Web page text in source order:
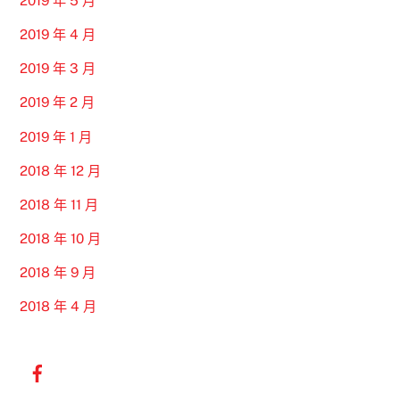
2019 年 4 月
2019 年 3 月
2019 年 2 月
2019 年 1 月
2018 年 12 月
2018 年 11 月
2018 年 10 月
2018 年 9 月
2018 年 4 月